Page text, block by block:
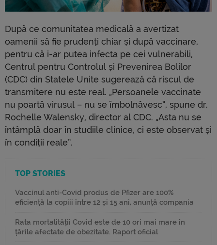
După ce comunitatea medicală a avertizat
oamenii să fie prudenți chiar și după vaccinare,
pentru că i-ar putea infecta pe cei vulnerabili,
Centrul pentru Controlul și Prevenirea Bolilor
(CDC) din Statele Unite sugerează că riscul de
transmitere nu este real. „Persoanele vaccinate
nu poartă virusul – nu se îmbolnăvesc”, spune dr.
Rochelle Walensky, director al CDC. „Asta nu se
întâmplă doar în studiile clinice, ci este observat și
în condiții reale”.
TOP STORIES
Vaccinul anti-Covid produs de Pfizer are 100%
eficiență la copiii între 12 și 15 ani, anunță compania
Rata mortalității Covid este de 10 ori mai mare în
țările afectate de obezitate. Raport oficial